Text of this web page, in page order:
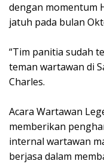
dengan momentum
jatuh pada bulan
“Tim panitia sudah
teman wartawan di
Charles.
Acara Wartawan
memberikan
internal wartawan
berjasa dalam